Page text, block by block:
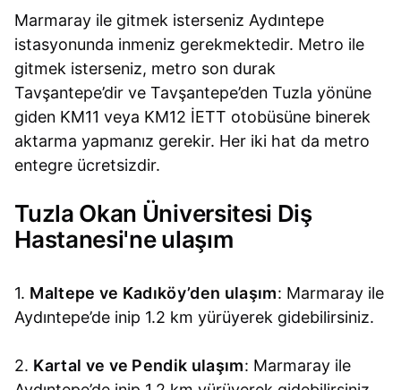
Marmaray ile gitmek isterseniz Aydıntepe
istasyonunda inmeniz gerekmektedir. Metro ile
gitmek isterseniz, metro son durak
Tavşantepe’dir ve Tavşantepe’den Tuzla yönüne
giden KM11 veya KM12 İETT otobüsüne binerek
aktarma yapmanız gerekir. Her iki hat da metro
entegre ücretsizdir.
Tuzla Okan Üniversitesi Diş
Hastanesi'ne ulaşım
1. Maltepe ve Kadıköy’den ulaşım: Marmaray ile
Aydıntepe’de inip 1.2 km yürüyerek gidebilirsiniz.
2. Kartal ve ve Pendik ulaşım: Marmaray ile